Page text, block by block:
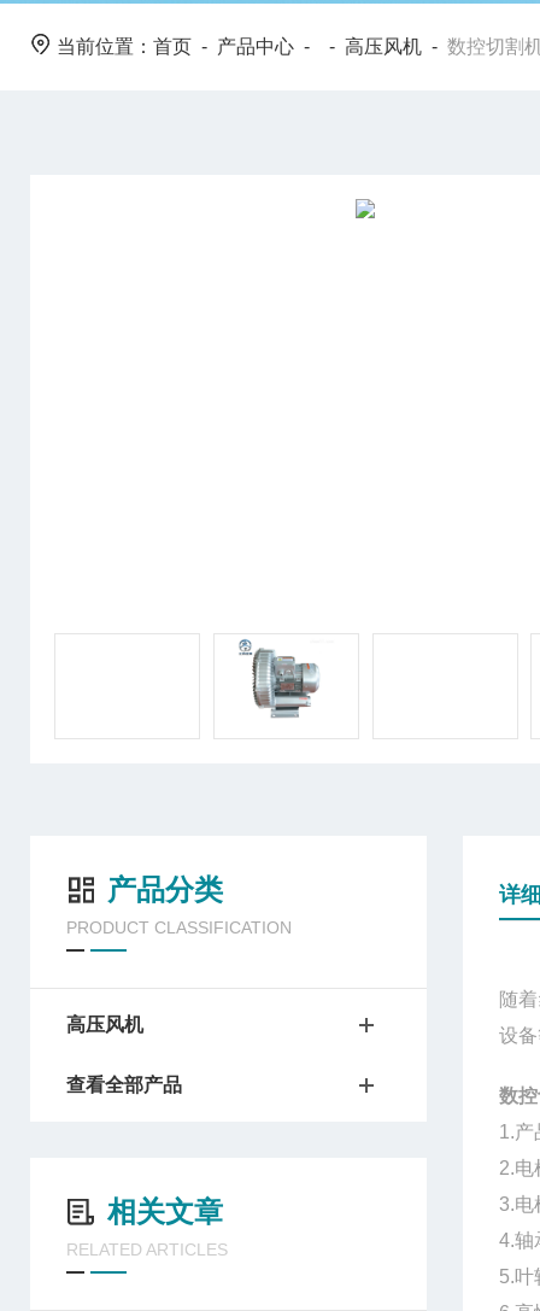
当前位置： 首页 - 产品中心 - - 高压风机 - 数控切割
产品分类
PRODUCT CLASSIFICATION
高压风机
查看全部产品
相关文章
RELATED ARTICLES
详
随
设
数
1.产
2.电
3.电
4.轴
5.叶